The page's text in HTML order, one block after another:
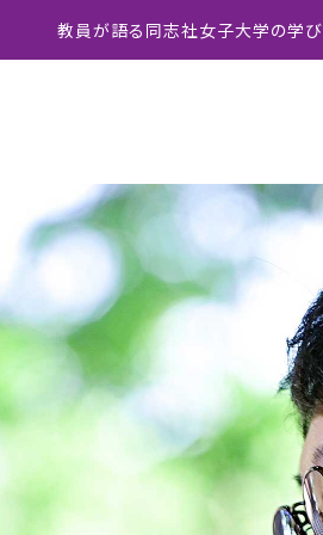
教員が語る同志社女子大学の学び